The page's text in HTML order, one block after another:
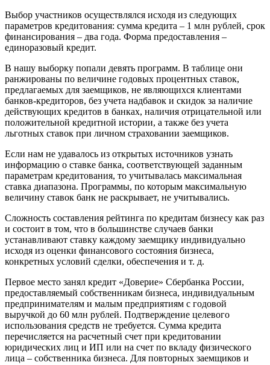
Выбор участников осуществлялся исходя из следующих
параметров кредитования: сумма кредита – 1 млн рублей, срок
финансирования – два года. Форма предоставления –
единоразовый кредит.
В нашу выборку попали девять программ. В таблице они
ранжированы по величине годовых процентных ставок,
предлагаемых для заемщиков, не являющихся клиентами
банков-кредиторов, без учета надбавок и скидок за наличие
действующих кредитов в банках, наличия отрицательной или
положительной кредитной истории, а также без учета
льготных ставок при личном страховании заемщиков.
Если нам не удавалось из открытых источников узнать
информацию о ставке банка, соответствующей заданным
параметрам кредитования, то учитывалась максимальная
ставка диапазона. Программы, по которым максимальную
величину ставок банк не раскрывает, не учитывались.
Сложность составления рейтинга по кредитам бизнесу как раз
и состоит в том, что в большинстве случаев банки
устанавливают ставку каждому заемщику индивидуально
исходя из оценки финансового состояния бизнеса,
конкретных условий сделки, обеспечения и т. д.
Первое место занял кредит «Доверие» Сбербанка России,
предоставляемый собственникам бизнеса, индивидуальным
предпринимателям и малым предприятиям с годовой
выручкой до 60 млн рублей. Подтверждение целевого
использования средств не требуется. Сумма кредита
перечисляется на расчетный счет при кредитовании
юридических лиц и ИП или на счет по вкладу физического
лица – собственника бизнеса. Для повторных заемщиков и